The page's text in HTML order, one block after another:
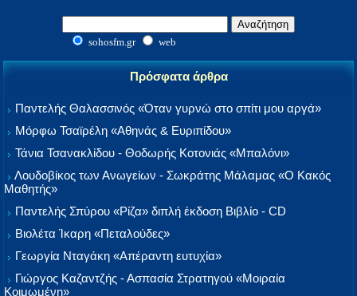
sohosfm.gr web
Πρόσφατα άρθρα
Παντελής Θαλασσινός «Όταν γυρνώ στο σπίτι μου αργά»
Μόρφω Τσαϊρέλη «Αθηνάς & Ευριπίδου»
Τάνια Τσανακλίδου - Θοδωρής Κοτονιάς «Μπαλόνι»
Λουδοβίκος των Ανωγείων - Σωκράτης Μάλαμας «Ο Κακός
Μαθητής»
Παντελής Σπύρου «Ρίζα» διπλή έκδοση Βιβλίο - CD
Βιολέτα Ίκαρη «Πεταλούδες»
Γεωργία Νταγάκη «Aπέραντη ευτυχία»
Γιώργος Καζαντζής - Ασπασία Στρατηγού «Μοιραία
Κοιμωμένη»